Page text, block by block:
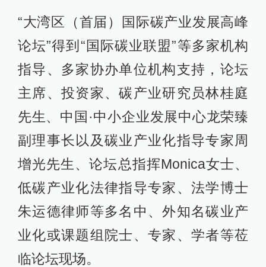
“大湾区（首届）国际碳产业发展高峰
论坛”得到“国际碳业联盟”等多家机构
指导、多家协办单位机构支持，论坛
主席、投资家、碳产业研究员林桂庭
先生、中国·中小企业发展中心龙荣臻
副理事长以及碳业产业化指导专家周
增光先生、论坛总指挥Monica女士、
低碳产业化法律指导专家、法学博士
朱运德律师等多名中、外知名碳业产
业化或课题组院士、专家、学者等莅
临论坛现场。